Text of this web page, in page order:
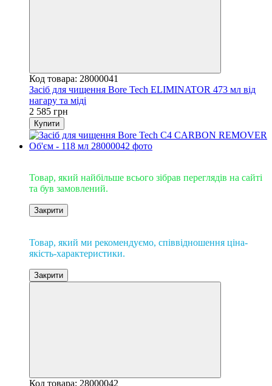
Код товара: 28000041
Засіб для чищення Bore Tech ELIMINATOR 473 мл від
нагару та міді
2 585 грн
Купити
Товар, який найбільше всього зібрав переглядів на сайті
та був замовлений.
Закрити
Товар, який ми рекомендуємо, співвідношення ціна-
якість-характеристики.
Закрити
Код товара: 28000042